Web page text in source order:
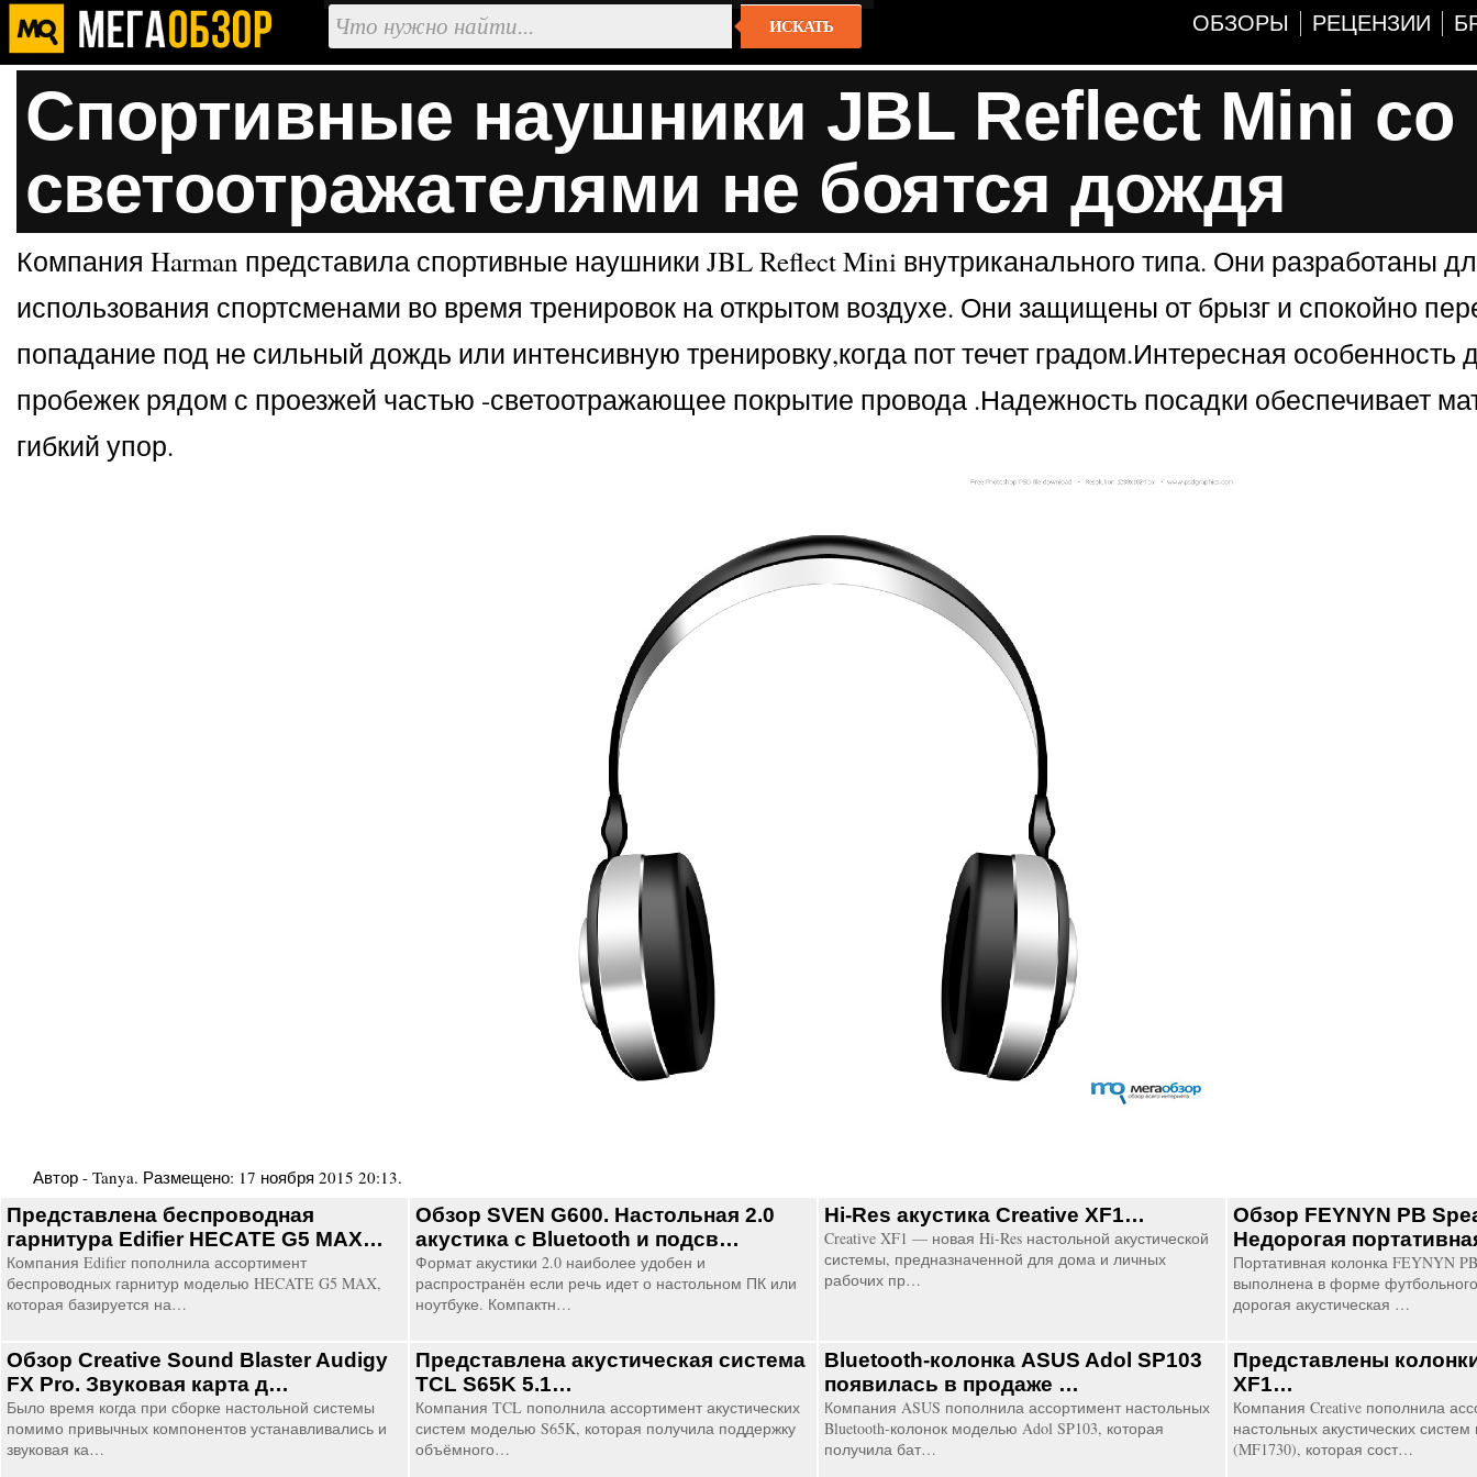
ИСКАТЬ ОБЗОРЫ РЕЦЕНЗИИ
Спортивные наушники JBL Reflect Mini со
светоотражателями не боятся дождя
Компания Harman представила спортивные наушники JBL Reflect Mini внутриканального типа. Они разработаны
использования спортсменами во время тренировок на открытом воздухе. Они защищены от брызг и спокойно
попадание под не сильный дождь или интенсивную тренировку,когда пот течет градом.Интересная особенность
пробежек рядом с проезжей частью -светоотражающее покрытие провода .Надежность посадки обеспечивает
гибкий упор.
Автор - Tanya. Размещено: 17 ноября 2015 20:13.
Представлена беспроводная
гарнитура Edifier HECATE G5 MAX…
Компания Edifier пополнила ассортимент
беспроводных гарнитур моделью HECATE G5 MAX,
которая базируется на…
Обзор SVEN G600. Настольная 2.0
акустика с Bluetooth и подсв…
Формат акустики 2.0 наиболее удобен и
распространён если речь идет о настольном ПК или
ноутбуке. Компактн…
Hi-Res акустика Creative XF1…
Creative XF1 — новая Hi-Res настольной акустической
системы, предназначенной для дома и личных
рабочих пр…
Обзор FEYNYN PB
Недорогая
Портативная колонка FEYNYN
выполнена в форме
дорогая акустическая …
Обзор Creative Sound Blaster Audigy
FX Pro. Звуковая карта д…
Было время когда при сборке настольной системы
помимо привычных компонентов устанавливались и
звуковая ка…
Представлена акустическая система
TCL S65K 5.1…
Компания TCL пополнила ассортимент акустических
систем моделью S65K, которая получила поддержку
объёмного…
Bluetooth-колонка ASUS Adol SP103
появилась в продаже …
Компания ASUS пополнила ассортимент настольных
Bluetooth-колонок моделью Adol SP103, которая
получила бат…
Представлены
XF1…
Компания Creative пополнила
настольных акустических
(MF1730), которая сост…